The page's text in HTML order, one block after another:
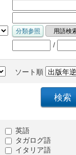
/
ソート順
英語
タガログ語
イタリア語